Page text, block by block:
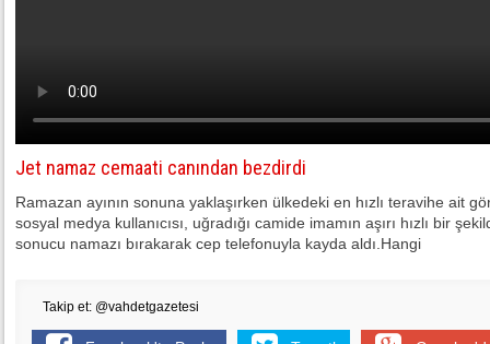
Jet namaz cemaati canından bezdirdi
Ramazan ayının sonuna yaklaşırken ülkedeki en hızlı teravihe ait
sosyal medya kullanıcısı, uğradığı camide imamın aşırı hızlı bir
sonucu namazı bırakarak cep telefonuyla kayda aldı.Hangi
Takip et: @vahdetgazetesi